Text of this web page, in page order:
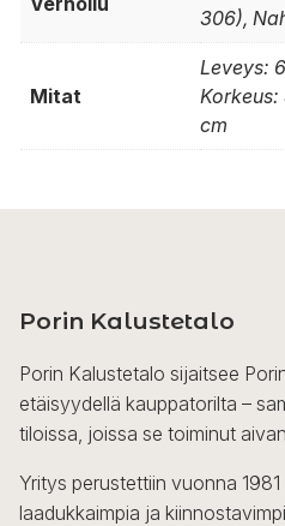
306),
Mitat
Leveys:
cm
Porin Kalustetalo
Porin Kalustetalo sijaitsee
etäisyydellä kauppatorilta –
tiloissa, joissa se toiminut
Yritys perustettiin vuonna
laadukkaimpia ja